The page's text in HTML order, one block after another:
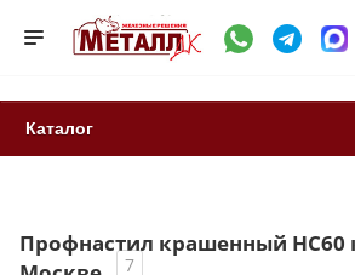
Каталог
Профнастил крашенный HC60
7